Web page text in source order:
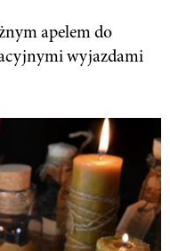
apelem do
wyjazdami